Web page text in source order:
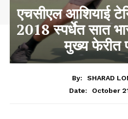
एचसीएल आशियाई
2018 स्पर्धेत सात
मुख्य फेरीत
By:
SHARAD
Date:
October